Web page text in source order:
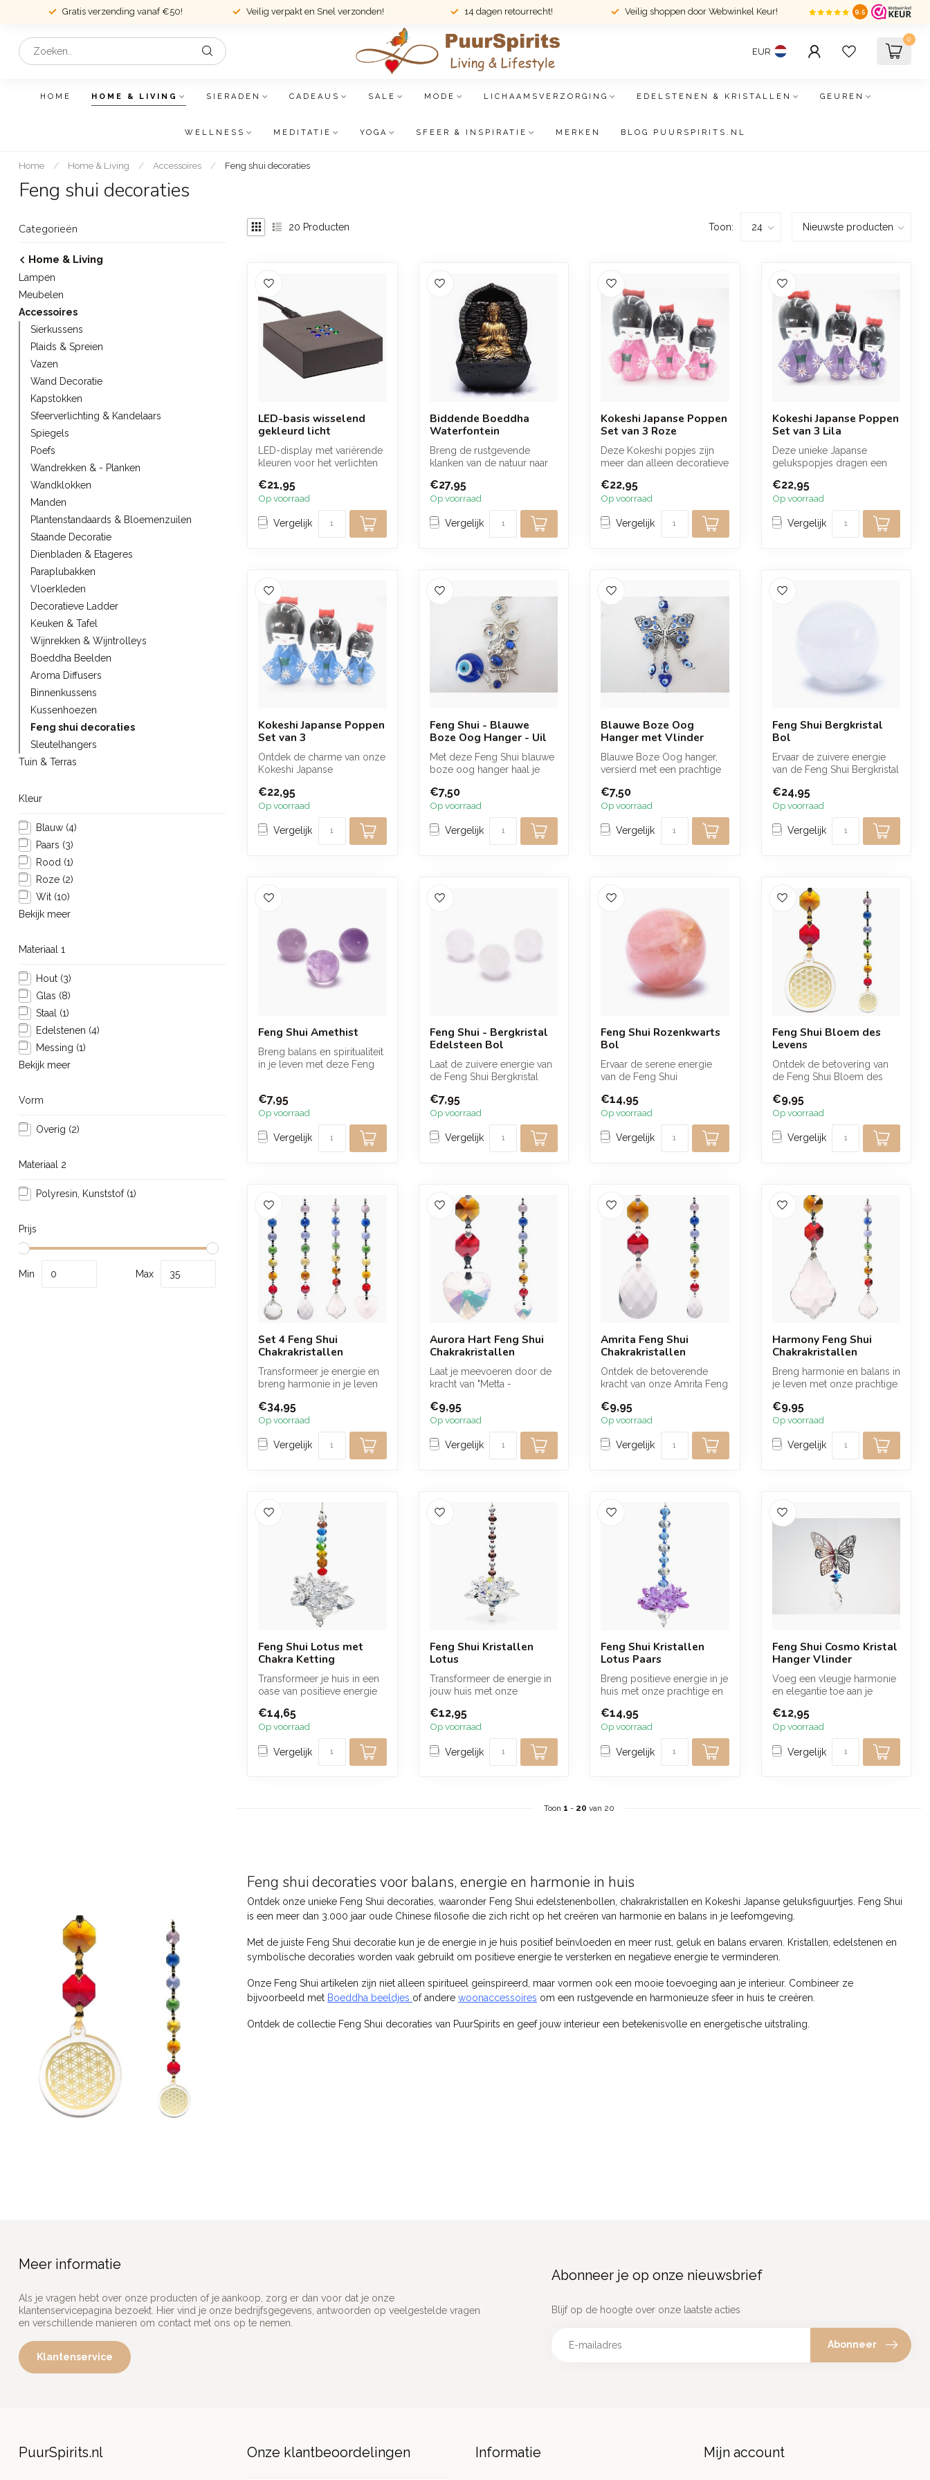
Gratis verzending vanaf €50! Veilig verpakt en Snel verzonden! 14 dagen retourrecht! Veilig shoppen door Webwinkel Keur! 9.5
EUR
0
HOME HOME & LIVING SIERADEN CADEAUS SALE MODE LICHAAMSVERZORGING EDELSTENEN & KRISTALLEN GEUREN
WELLNESS MEDITATIE YOGA SFEER & INSPIRATIE MERKEN BLOG PUURSPIRITS.NL
Home / Home & Living / Accessoires / Feng shui decoraties
Feng shui decoraties
Categorieën
Home & Living
Lampen
Meubelen
Accessoires
Sierkussens
Plaids & Spreien
Vazen
Wand Decoratie
Kapstokken
Sfeerverlichting & Kandelaars
Spiegels
Poefs
Wandrekken & - Planken
Wandklokken
Manden
Plantenstandaards & Bloemenzuilen
Staande Decoratie
Dienbladen & Etageres
Paraplubakken
Vloerkleden
Decoratieve Ladder
Keuken & Tafel
Wijnrekken & Wijntrolleys
Boeddha Beelden
Aroma Diffusers
Binnenkussens
Kussenhoezen
Feng shui decoraties
Sleutelhangers
Tuin & Terras
Kleur
Blauw (4)
Paars (3)
Rood (1)
Roze (2)
Wit (10)
Bekijk meer
Materiaal 1
Hout (3)
Glas (8)
Staal (1)
Edelstenen (4)
Messing (1)
Bekijk meer
Vorm
Overig (2)
Materiaal 2
Polyresin, Kunststof (1)
Prijs
Min Max
20 Producten Toon:
LED-basis wisselend
gekleurd licht
LED-display met variërende
kleuren voor het verlichten
€21,95
Op voorraad
Vergelijk
Biddende Boeddha
Waterfontein
Breng de rustgevende
klanken van de natuur naar
decoratieve Boed...
€27,95
Op voorraad
Vergelijk
Kokeshi Japanse Poppen
Set van 3 Roze
Deze Kokeshi popjes zijn
meer dan alleen decoratieve
betek...
€22,95
Op voorraad
Vergelijk
Kokeshi Japanse Poppen
Set van 3 Lila
Deze unieke Japanse
gelukspopjes dragen een
en geluk, en...
€22,95
Op voorraad
Vergelijk
Kokeshi Japanse Poppen
Set van 3
Ontdek de charme van onze
Kokeshi Japanse
van duurzaam...
€22,95
Op voorraad
Vergelijk
Feng Shui - Blauwe
Boze Oog Hanger - Uil
Met deze Feng Shui blauwe
boze oog hanger haal je
stukj...
€7,50
Op voorraad
Vergelijk
Blauwe Boze Oog
Hanger met Vlinder
Blauwe Boze Oog hanger,
versierd met een prachtige
b...
€7,50
Op voorraad
Vergelijk
Feng Shui Bergkristal
Bol
Ervaar de zuivere energie
van de Feng Shui Bergkristal
€24,95
Op voorraad
Vergelijk
Feng Shui Amethist
Breng balans en spiritualiteit
in je leven met deze Feng
€7,95
Op voorraad
Vergelijk
Feng Shui - Bergkristal
Edelsteen Bol
Laat de zuivere energie van
de Feng Shui Bergkristal
...
€7,95
Op voorraad
Vergelijk
Feng Shui Rozenkwarts
Bol
Ervaar de serene energie
van de Feng Shui
vervaardigd door Yogi...
€14,95
Op voorraad
Vergelijk
Feng Shui Bloem des
Levens
Ontdek de betovering van
de Feng Shui Bloem des
prachtige g...
€9,95
Op voorraad
Vergelijk
Set 4 Feng Shui
Chakrakristallen
Transformeer je energie en
breng harmonie in je leven
€34,95
Op voorraad
Vergelijk
Aurora Hart Feng Shui
Chakrakristallen
Laat je meevoeren door de
kracht van "Metta -
met ons ...
€9,95
Op voorraad
Vergelijk
Amrita Feng Shui
Chakrakristallen
Ontdek de betoverende
kracht van onze Amrita Feng
un...
€9,95
Op voorraad
Vergelijk
Harmony Feng Shui
Chakrakristallen
Breng harmonie en balans in
je leven met onze prachtige
€9,95
Op voorraad
Vergelijk
Feng Shui Lotus met
Chakra Ketting
Transformeer je huis in een
oase van positieve energie
€14,65
Op voorraad
Vergelijk
Feng Shui Kristallen
Lotus
Transformeer de energie in
jouw huis met onze
kristallen l...
€12,95
Op voorraad
Vergelijk
Feng Shui Kristallen
Lotus Paars
Breng positieve energie in je
huis met onze prachtige en
€14,95
Op voorraad
Vergelijk
Feng Shui Cosmo Kristal
Hanger Vlinder
Voeg een vleugje harmonie
en elegantie toe aan je
Shui ...
€12,95
Op voorraad
Vergelijk
Toon 1 - 20 van 20
Feng shui decoraties voor balans, energie en harmonie in huis
Ontdek onze unieke Feng Shui decoraties, waaronder Feng Shui edelstenenbollen, chakrakristallen en Kokeshi Japanse geluksfiguurtjes. Feng Shui
is een meer dan 3.000 jaar oude Chinese filosofie die zich richt op het creëren van harmonie en balans in je leefomgeving.
Met de juiste Feng Shui decoratie kun je de energie in je huis positief beïnvloeden en meer rust, geluk en balans ervaren. Kristallen, edelstenen en
symbolische decoraties worden vaak gebruikt om positieve energie te versterken en negatieve energie te verminderen.
Onze Feng Shui artikelen zijn niet alleen spiritueel geïnspireerd, maar vormen ook een mooie toevoeging aan je interieur. Combineer ze
bijvoorbeeld met Boeddha beeldjes of andere woonaccessoires om een rustgevende en harmonieuze sfeer in huis te creëren.
Ontdek de collectie Feng Shui decoraties van PuurSpirits en geef jouw interieur een betekenisvolle en energetische uitstraling.
Meer informatie
Als je vragen hebt over onze producten of je aankoop, zorg er dan voor dat je onze
klantenservicepagina bezoekt. Hier vind je onze bedrijfsgegevens, antwoorden op veelgestelde vragen
en verschillende manieren om contact met ons op te nemen.
Klantenservice
Abonneer je op onze nieuwsbrief
Blijf op de hoogte over onze laatste acties
Abonneer
PuurSpirits.nl Onze klantbeoordelingen Informatie Mijn account